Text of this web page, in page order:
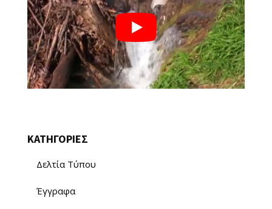
ΚΑΤΗΓΟΡΙΕΣ
Δελτία Τύπου
Έγγραφα